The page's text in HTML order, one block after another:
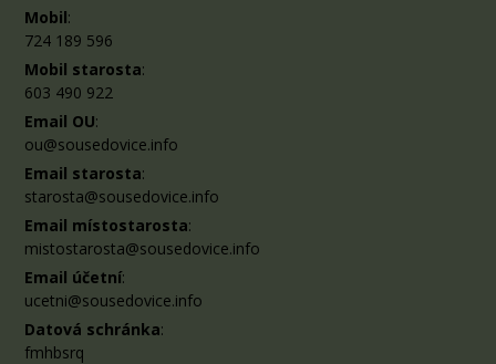
Mobil:
724 189 596
Mobil starosta:
603 490 922
Email OU:
ou@sousedovice.info
Email starosta:
starosta@sousedovice.info
Email místostarosta:
mistostarosta@sousedovice.info
Email účetní:
ucetni@sousedovice.info
Datová schránka:
fmhbsrq